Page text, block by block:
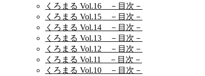
くろまる Vol.16 －目次－
くろまる Vol.15 －目次－
くろまる Vol.14 －目次－
くろまる Vol.13 －目次－
くろまる Vol.12 －目次－
くろまる Vol.11 －目次－
くろまる Vol.10 －目次－